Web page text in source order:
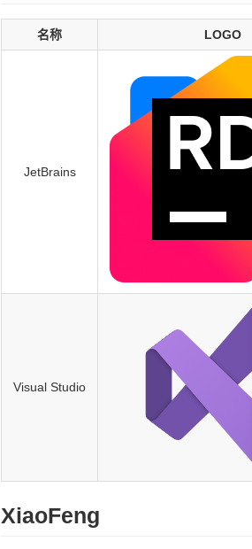
名称 LOGO
JetBrains
Visual Studio
XiaoFeng